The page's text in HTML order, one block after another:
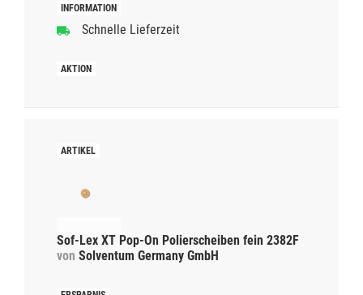
Schnelle Lieferzeit
Sof-Lex XT Pop-On Polierscheiben fein 2382F
von Solventum Germany GmbH